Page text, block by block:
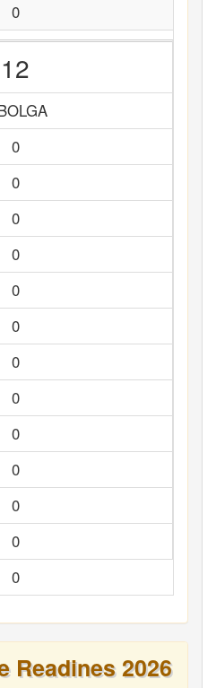
0
12
0
0
0
0
0
0
0
0
0
0
0
0
0
Readines 2026